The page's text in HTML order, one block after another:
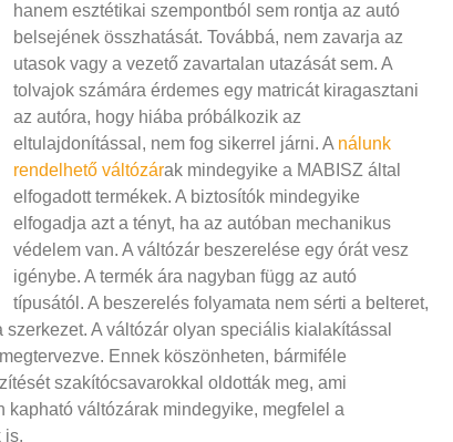
hanem esztétikai szempontból sem rontja az autó
belsejének összhatását. Továbbá, nem zavarja az
utasok vagy a vezető zavartalan utazását sem. A
tolvajok számára érdemes egy matricát kiragasztani
az autóra, hogy hiába próbálkozik az
eltulajdonítással, nem fog sikerrel járni. A nálunk
rendelhető váltózárak mindegyike a MABISZ által
elfogadott termékek. A biztosítók mindegyike
elfogadja azt a tényt, ha az autóban mechanikus
védelem van. A váltózár beszerelése egy órát vesz
igénybe. A termék ára nagyban függ az autó
típusától. A beszerelés folyamata nem sérti a belteret,
A váltózár olyan speciális kialakítással
Ennek köszönheten, bármiféle
szakítócsavarokkal oldották meg, ami
kapható váltózárak mindegyike, megfelel a
is.